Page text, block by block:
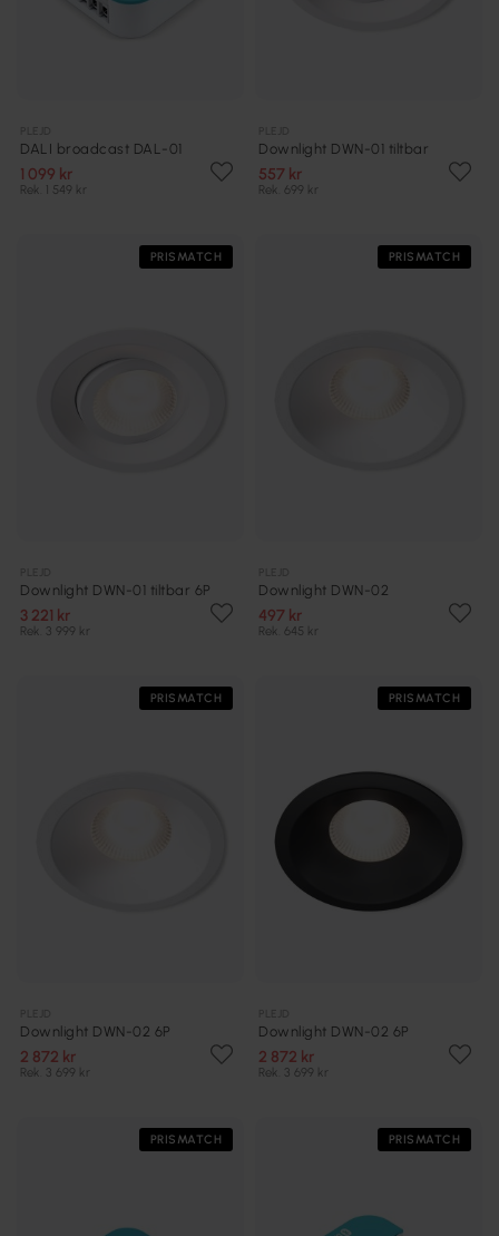
DALI broadcast DAL-01
1 099 kr
Rek. 1 549 kr
Downlight DWN-01 tiltbar
557 kr
Rek. 699 kr
PRISMATCH
Downlight DWN-01 tiltbar 6P
3 221 kr
Rek. 3 999 kr
PRISMATCH
Downlight DWN-02
497 kr
Rek. 645 kr
PRISMATCH
Downlight DWN-02 6P
2 872 kr
Rek. 3 699 kr
PRISMATCH
Downlight DWN-02 6P
2 872 kr
Rek. 3 699 kr
PRISMATCH PRISMATCH